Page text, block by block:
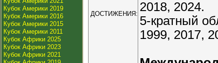
Кубок Америки 2019
Кубок Америки 2016
Кубок Америки 2015
Кубок Америки 2011
Кубок Африки 2025
Кубок Африки 2023
Кубок Африки 2021
ДОСТИЖЕНИЯ:
2018, 2024.
5-кратный
1999, 2017,